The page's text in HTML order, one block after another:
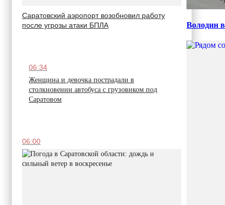
Саратовский аэропорт возобновил работу
после угрозы атаки БПЛА
06:34
Женщина и девочка пострадали в
столкновении автобуса с грузовиком под
Саратовом
06:00
Володин